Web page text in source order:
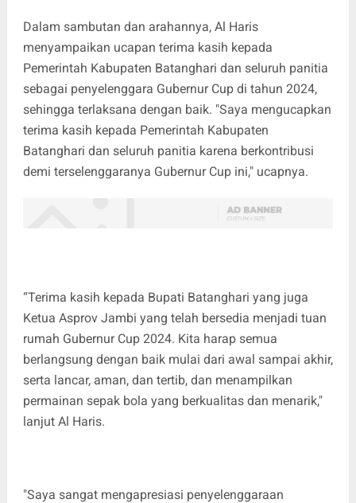
Dalam sambutan dan arahannya, Al Haris
menyampaikan ucapan terima kasih kepada
Pemerintah Kabupaten Batanghari dan seluruh panitia
sebagai penyelenggara Gubernur Cup di tahun 2024,
sehingga terlaksana dengan baik. "Saya mengucapkan
terima kasih kepada Pemerintah Kabupaten
Batanghari dan seluruh panitia karena berkontribusi
demi terselenggaranya Gubernur Cup ini," ucapnya.
“Terima kasih kepada Bupati Batanghari yang juga
Ketua Asprov Jambi yang telah bersedia menjadi tuan
rumah Gubernur Cup 2024. Kita harap semua
berlangsung dengan baik mulai dari awal sampai akhir,
serta lancar, aman, dan tertib, dan menampilkan
permainan sepak bola yang berkualitas dan menarik,"
lanjut Al Haris.
"Saya sangat mengapresiasi penyelenggaraan